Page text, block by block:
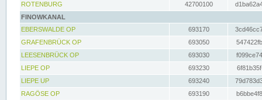
ROTENBURG
42700100
FINOWKANAL
EBERSWALDE OP
693170
GRAFENBRÜCK OP
693050
LEESENBRÜCK OP
693030
LIEPE OP
693230
LIEPE UP
693240
RAGÖSE OP
693190